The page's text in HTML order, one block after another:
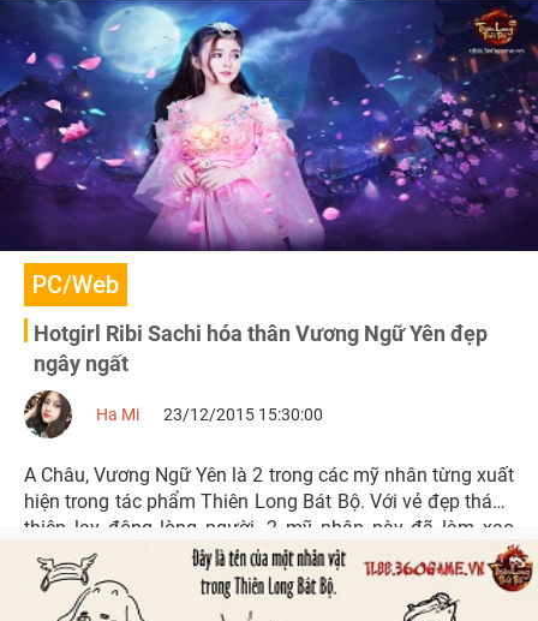
PC/Web
Hotgirl Ribi Sachi hóa thân Vương Ngữ Yên đẹp
ngây ngất
Ha Mi 23/12/2015 15:30:00
A Châu, Vương Ngữ Yên là 2 trong các mỹ nhân từng xuất
hiện trong tác phẩm Thiên Long Bát Bộ. Với vẻ đẹp thánh
thiện lay động lòng người, 2 mỹ nhân này đã làm xao
xuyến biết bao nhiêu anh hùng hào kiệt.